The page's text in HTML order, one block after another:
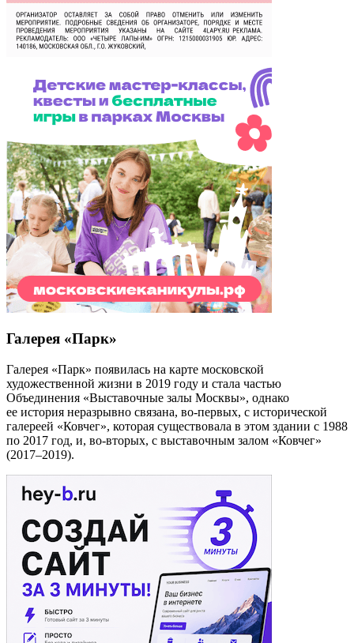
Галерея «Парк»
Галерея «Парк» появилась на карте московской
художественной жизни в 2019 году и стала частью
Объединения «Выставочные залы Москвы», однако
ее история неразрывно связана, во-первых, с исторической
галереей «Ковчег», которая существовала в этом здании с 1988
по 2017 год, и, во-вторых, с выставочным залом «Ковчег»
(2017–2019).